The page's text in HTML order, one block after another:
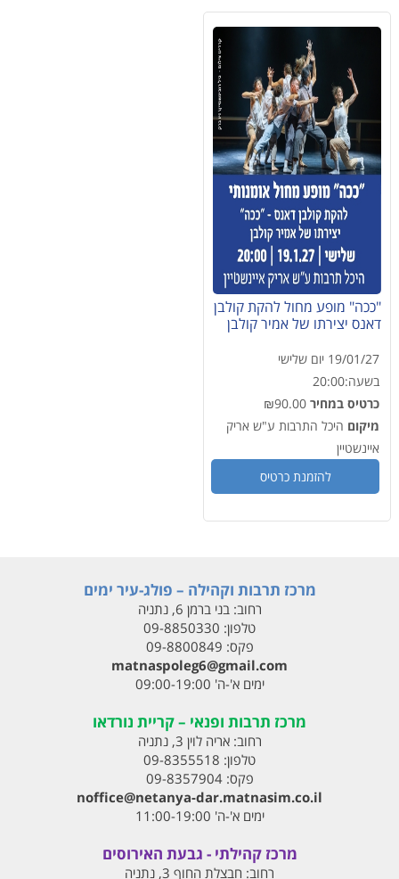
"ככה" מופע מחול להקת קולבן
דאנס יצירתו של אמיר קולבן
19/01/27 יום שלישי
בשעה:20:00
כרטיס במחיר₪90.00
מיקום היכל התרבות ע"ש אריק
איינשטיין
להזמנת כרטיס
מרכז תרבות וקהילה – פולג-עיר ימים
רחוב:בני ברמן 6, נתניה
טלפון: 09-8850330
פקס: 09-8800849
matnaspoleg6@gmail.com
ימים א'-ה' 09:00-19:00
מרכז תרבות ופנאי – קריית נורדאו
רחוב:אריה לוין 3, נתניה
טלפון: 09-8355518
פקס:09-8357904
noffice@netanya-dar.matnasim.co.il
ימים א'-ה' 11:00-19:00
מרכז קהילתי - גבעת האירוסים
רחוב: חבצלת החוף 3, נתניה